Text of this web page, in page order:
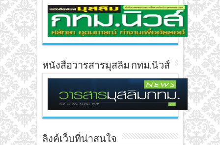
หนังสือวารสารมุสลิม กทม.นิวส์
ลิงค์เว็บที่น่าสนใจ